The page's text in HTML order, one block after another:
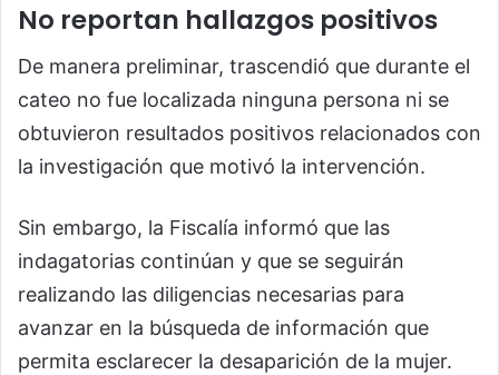
No reportan hallazgos positivos
De manera preliminar, trascendió que durante el
cateo no fue localizada ninguna persona ni se
obtuvieron resultados positivos relacionados con
la investigación que motivó la intervención.
Sin embargo, la Fiscalía informó que las
indagatorias continúan y que se seguirán
realizando las diligencias necesarias para
avanzar en la búsqueda de información que
permita esclarecer la desaparición de la mujer.